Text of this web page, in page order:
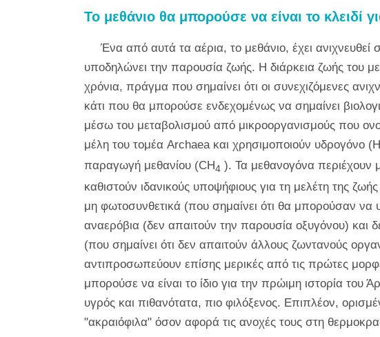
Το μεθάνιο θα μπορούσε να είναι το κλειδί
Ένα από αυτά τα αέρια, το μεθάνιο, έχει
υποδηλώνει την παρουσία ζωής. Η διάρκεια ζωής του
χρόνια, πράγμα που σημαίνει ότι οι συνεχιζόμενες
κάτι που θα μπορούσε ενδεχομένως να σημαίνει
μέσω του μεταβολισμού από μικροοργανισμούς που
μέλη του τομέα Archaea και χρησιμοποιούν υδρογόνο (H
παραγωγή μεθανίου (CH4 ). Τα μεθανογόνα περιέχουν
καθιστούν ιδανικούς υποψήφιους για τη μελέτη της
μη φωτοσυνθετικά (που σημαίνει ότι θα μπορούσαν
αναερόβια (δεν απαιτούν την παρουσία οξυγόνου) και
(που σημαίνει ότι δεν απαιτούν άλλους ζωντανούς
αντιπροσωπεύουν επίσης μερικές από τις πρώτες
μπορούσε να είναι το ίδιο για την πρώιμη ιστορία του
υγρός και πιθανότατα, πιο φιλόξενος. Επιπλέον,
"ακραιόφιλα" όσον αφορά τις ανοχές τους στη